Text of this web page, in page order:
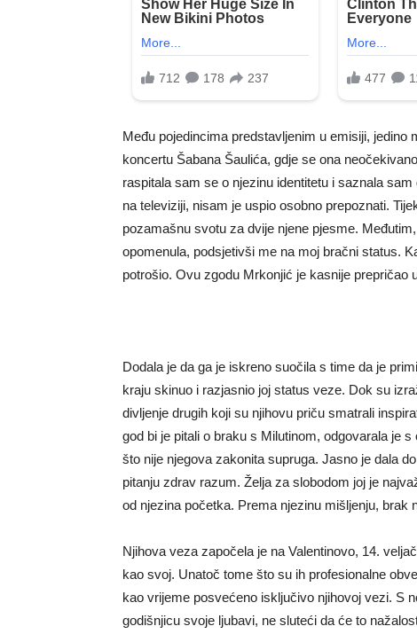
Među pojedincima predstavljenim u emisiji, jedino
koncertu Šabana Šaulića, gdje se ona
raspitala sam se o njezinu identitetu i saznala
na televiziji, nisam je uspio osobno prepoznati.
pozamašnu svotu za dvije njene pjesme.
opomenula, podsjetivši me na moj bračni status.
potrošio. Ovu zgodu Mrkonjić je kasnije prepričao
Dodala je da ga je iskreno suočila s time da je
kraju skinuo i razjasnio joj status veze. Dok su
divljenje drugih koji su njihovu priču smatrali
god bi je pitali o braku s Milutinom, odgovarala je
što nije njegova zakonita supruga. Jasno je dala
pitanju zdrav razum. Želja za slobodom joj je
od njezina početka. Prema njezinu mišljenju, brak
Njihova veza započela je na Valentinovo, 14.
kao svoj. Unatoč tome što su ih profesionalne
kao vrijeme posvećeno isključivo njihovoj vezi. S
godišnjicu svoje ljubavi, ne sluteći da će to